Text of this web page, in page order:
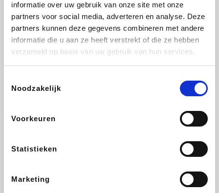
informatie over uw gebruik van onze site met onze
partners voor social media, adverteren en analyse. Deze
partners kunnen deze gegevens combineren met andere
informatie die u aan ze heeft verstrekt of die ze hebben
verzameld op basis van uw gebruik van hun services.
Noodzakelijk
Voorkeuren
Statistieken
Marketing
All Accor
DectDirect ZEB
SupraBazar